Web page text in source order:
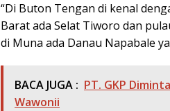
“Di Buton Tengan di kenal
Barat ada Selat Tiworo dan
di Muna ada Danau Napabale
BACA JUGA : PT. GKP
Wawonii